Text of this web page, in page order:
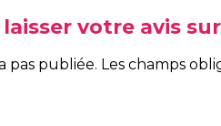
votre avis
pas publiée. Les champs